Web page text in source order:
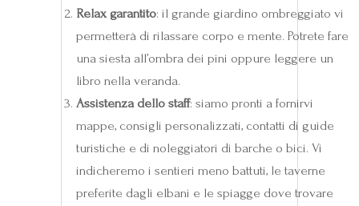
Relax garantito: il grande giardino ombreggiato vi
permetterà di rilassare corpo e mente. Potrete fare
una siesta all’ombra dei pini oppure leggere un
libro nella veranda.
Assistenza dello staff: siamo pronti a fornirvi
mappe, consigli personalizzati, contatti di guide
turistiche e di noleggiatori di barche o bici. Vi
indicheremo i sentieri meno battuti, le taverne
preferite dagli elbani e le spiagge dove trovare